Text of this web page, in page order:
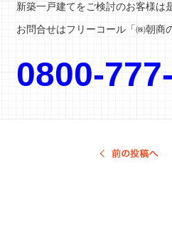
新築一戸建てをご検討のお客様は
お問合せはフリーコール「㈱朝商
0800-